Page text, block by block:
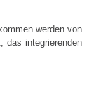
werden von
das integrierenden